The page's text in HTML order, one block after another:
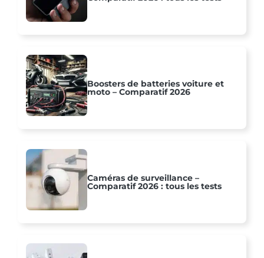
Boosters de batteries voiture et
moto – Comparatif 2026
Caméras de surveillance –
Comparatif 2026 : tous les tests